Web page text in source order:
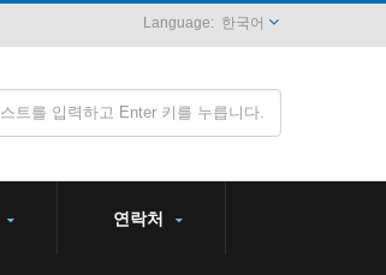
한국어
연락처